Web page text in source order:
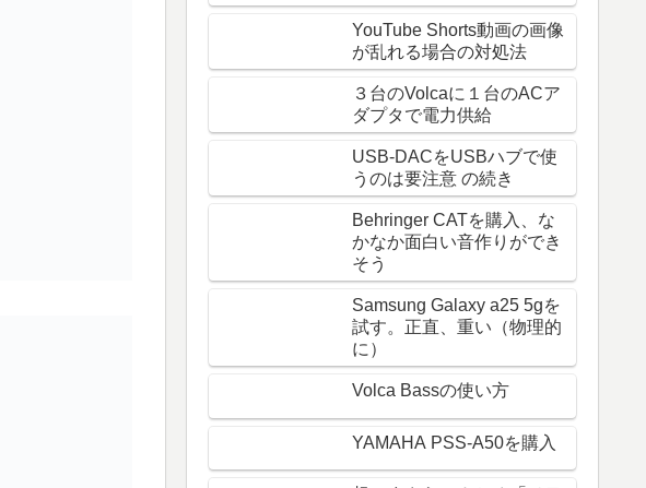
YouTube Shorts動画の画像
が乱れる場合の対処法
３台のVolcaに１台のACア
ダプタで電力供給
USB-DACをUSBハブで使
うのは要注意 の続き
Behringer CATを購入、な
かなか面白い音作りができ
そう
Samsung Galaxy a25 5gを
試す。正直、重い（物理的
に）
Volca Bassの使い方
YAMAHA PSS-A50を購入